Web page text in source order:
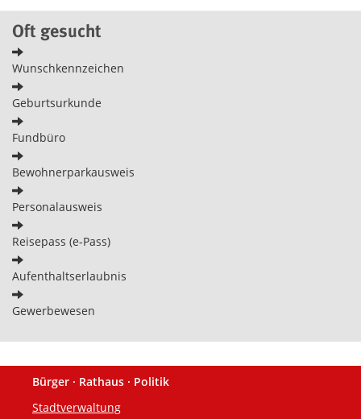
Oft gesucht
Wunschkennzeichen
Geburtsurkunde
Fundbüro
Bewohnerparkausweis
Personalausweis
Reisepass (e-Pass)
Aufenthaltserlaubnis
Gewerbewesen
Fußzeile
Bürger · Rathaus · Politik
Stadtverwaltung